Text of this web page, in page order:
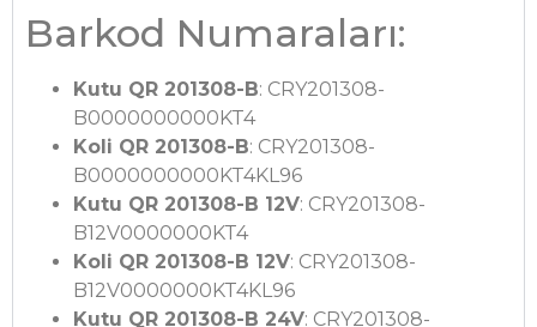
Barkod Numaraları:
Kutu QR 201308-B: CRY201308-
B0000000000KT4
Koli QR 201308-B: CRY201308-
B0000000000KT4KL96
Kutu QR 201308-B 12V: CRY201308-
B12V0000000KT4
Koli QR 201308-B 12V: CRY201308-
B12V0000000KT4KL96
Kutu QR 201308-B 24V: CRY201308-